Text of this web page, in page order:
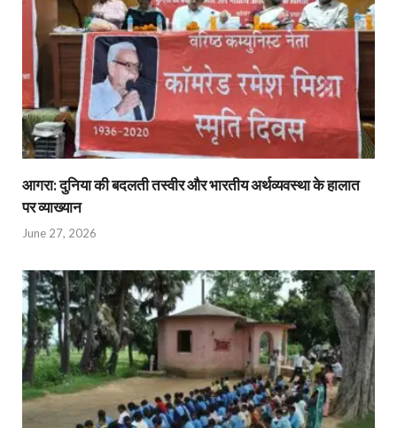
आगरा: दुनिया की बदलती तस्वीर और भारतीय अर्थव्यवस्था के हालात
पर व्याख्यान
June 27, 2026